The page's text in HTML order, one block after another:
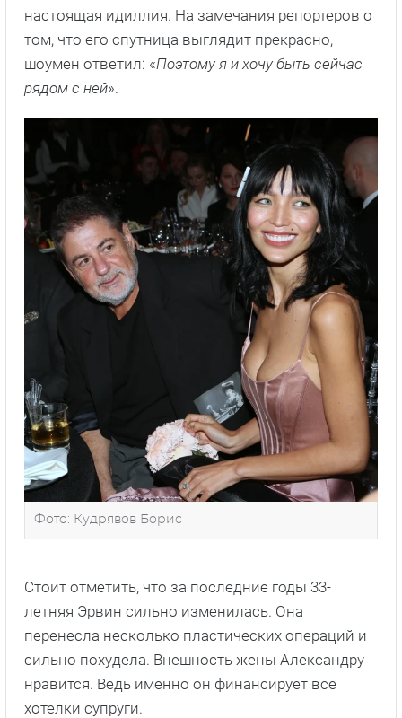
настоящая идиллия. На замечания репортеров о
том, что его спутница выглядит прекрасно,
шоумен ответил: «Поэтому я и хочу быть сейчас
рядом с ней».
Фото: Кудрявов Борис
Стоит отметить, что за последние годы 33-
летняя Эрвин сильно изменилась. Она
перенесла несколько пластических операций и
сильно похудела. Внешность жены Александру
нравится. Ведь именно он финансирует все
хотелки супруги.